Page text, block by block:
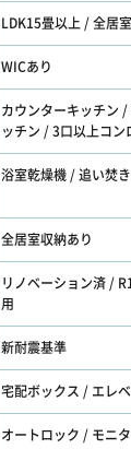
LDK15畳以上 / 全居
WICあり
カウンターキッチン
ッチン / 3口以上コン
浴室乾燥機 / 追い焚
全居室収納あり
リノベーション済 /
用
新耐震基準
宅配ボックス / エレ
オートロック / モニ